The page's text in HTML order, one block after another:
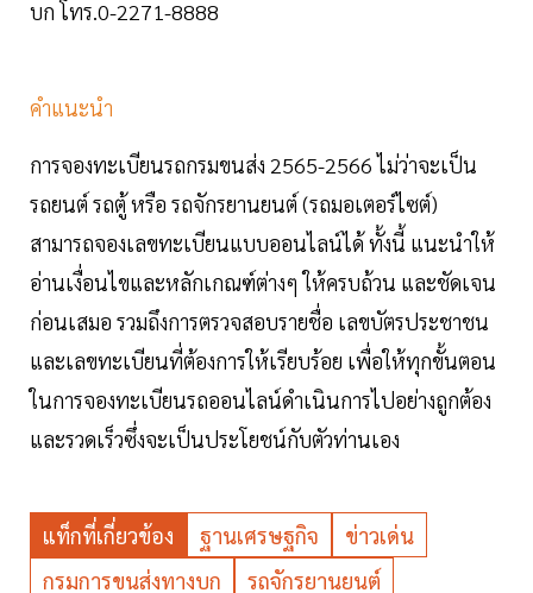
บก โทร.0-2271-8888
คำแนะนำ
การจองทะเบียนรถกรมขนส่ง 2565-2566 ไม่ว่าจะเป็น
รถยนต์ รถตู้ หรือ รถจักรยานยนต์ (รถมอเตอร์ไซต์)
สามารถจองเลขทะเบียนแบบออนไลน์ได้ ทั้งนี้ แนะนำให้
อ่านเงื่อนไขและหลักเกณฑ์ต่างๆ ให้ครบถ้วน และชัดเจน
ก่อนเสมอ รวมถึงการตรวจสอบรายชื่อ เลขบัตรประชาชน
และเลขทะเบียนที่ต้องการให้เรียบร้อย เพื่อให้ทุกขั้นตอน
ในการจองทะเบียนรถออนไลน์ดำเนินการไปอย่างถูกต้อง
และรวดเร็วซึ่งจะเป็นประโยชน์กับตัวท่านเอง
แท็กที่เกี่ยวข้อง ฐานเศรษฐกิจ
ข่าวเด่น
กรมการขนส่งทางบก
รถจักรยานยนต์